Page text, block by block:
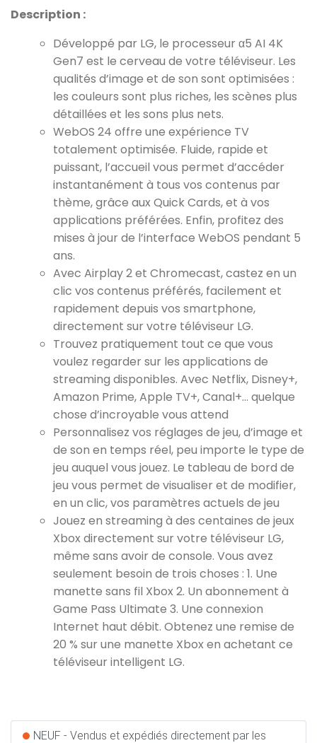
Description :
Développé par LG, le processeur α5 AI 4K
Gen7 est le cerveau de votre téléviseur. Les
qualités d’image et de son sont optimisées :
les couleurs sont plus riches, les scènes plus
détaillées et les sons plus nets.
WebOS 24 offre une expérience TV
totalement optimisée. Fluide, rapide et
puissant, l’accueil vous permet d’accéder
instantanément à tous vos contenus par
thème, grâce aux Quick Cards, et à vos
applications préférées. Enfin, profitez des
mises à jour de l’interface WebOS pendant 5
ans.
Avec Airplay 2 et Chromecast, castez en un
clic vos contenus préférés, facilement et
rapidement depuis vos smartphone,
directement sur votre téléviseur LG.
Trouvez pratiquement tout ce que vous
voulez regarder sur les applications de
streaming disponibles. Avec Netflix, Disney+,
Amazon Prime, Apple TV+, Canal+… quelque
chose d’incroyable vous attend
Personnalisez vos réglages de jeu, d’image et
de son en temps réel, peu importe le type de
jeu auquel vous jouez. Le tableau de bord de
jeu vous permet de visualiser et de modifier,
en un clic, vos paramètres actuels de jeu
Jouez en streaming à des centaines de jeux
Xbox directement sur votre téléviseur LG,
même sans avoir de console. Vous avez
seulement besoin de trois choses : 1. Une
manette sans fil Xbox 2. Un abonnement à
Game Pass Ultimate 3. Une connexion
Internet haut débit. Obtenez une remise de
20 % sur une manette Xbox en achetant ce
téléviseur intelligent LG.
NEUF - Vendus et expédiés directement par les